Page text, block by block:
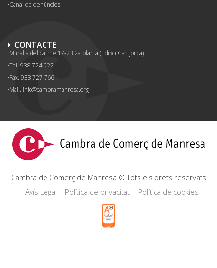
Canal de denúncies
CONTACTE
Muralla del carme 17-23 2a planta (Edifici Can Jorba)
Tel. 938 724 222
Fax. 938 727 766
Mail. info@cambramanresa.org
Cambra de Comerç de Manresa © Tots els drets reservats
| Avís Legal | Política de privacitat| Política de cookies